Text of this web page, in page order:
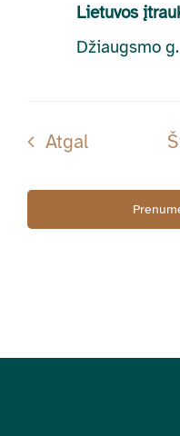
Lietuvos
Džiaugsmo
AtgalRenginiai